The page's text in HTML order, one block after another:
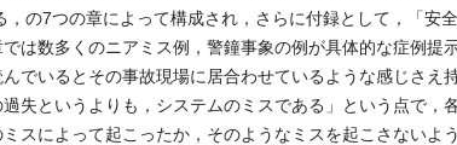
の7つの章によって構成され，さらに付録として，「安
は数多くのニアミス例，警鐘事象の例が具体的な症例提
でいるとその事故現場に居合わせているような感じさえ
失というよりも，システムのミスである」という点で，
スによって起こったか，そのようなミスを起こさないよ